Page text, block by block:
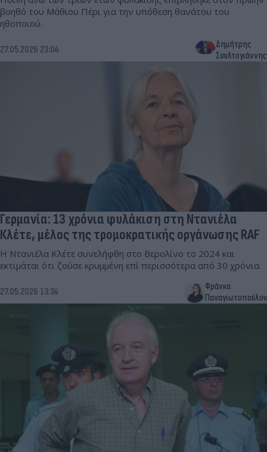
βοηθό του Μάθιου Πέρι για την υπόθεση θανάτου του
ηθοποιού.
27.05.2026 23:04
Δημήτρης
Σουλτογιάννης
Γερμανία: 13 χρόνια φυλάκιση στη Ντανιέλα
Κλέτε, μέλος της τρομοκρατικής οργάνωσης RAF
Η Ντανιέλα Κλέτε συνελήφθη στο Βερολίνο το 2024 και
εκτιμάται ότι ζούσε κρυμμένη επί περισσότερα από 30 χρόνια.
27.05.2026 13:34
Φράνκα
Παναγιωτοπούλου